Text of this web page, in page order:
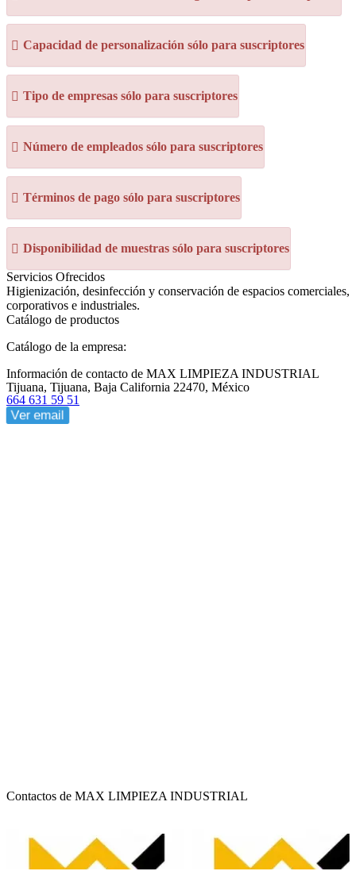
Capacidad de personalización sólo para suscriptores
Tipo de empresas sólo para suscriptores
Número de empleados sólo para suscriptores
Términos de pago sólo para suscriptores
Disponibilidad de muestras sólo para suscriptores
Servicios Ofrecidos
Higienización, desinfección y conservación de espacios comerciales,
corporativos e industriales.
Catálogo de productos
Catálogo de la empresa:
Información de contacto de MAX LIMPIEZA INDUSTRIAL
Tijuana, Tijuana, Baja California 22470, México
664 631 59 51
Ver email
Contactos de MAX LIMPIEZA INDUSTRIAL